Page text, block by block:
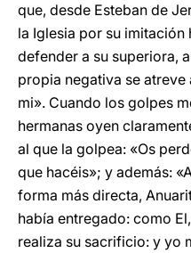
que, desde Esteban de
la Iglesia por su imitación
defender a su superiora,
propia negativa se atreve
mi». Cuando los golpes
hermanas oyen
al que la golpea: «Os
que hacéis»; y además:
forma más directa,
había entregado: como
realiza su sacrificio: y yo